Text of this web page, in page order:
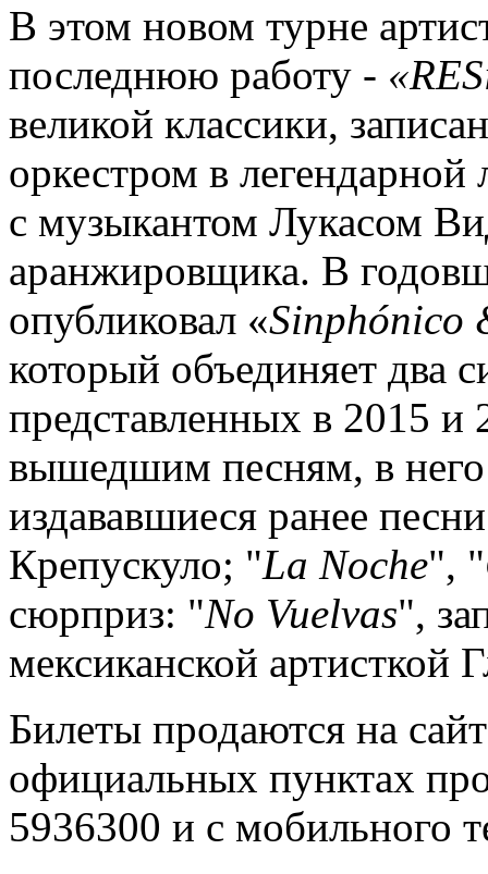
В этом новом турне
последнюю работу - «
великой классики,
оркестром в
с музыкантом Лукасом
аранжировщика. В
опубликовал «Sinphónico
который объединяет два
представленных в 2015
вышедшим песням, в
издававшиеся ранее
Крепускуло; "La Noche", "
сюрприз: "No Vuelvas",
мексиканской артисткой
Билеты продаются на
официальных пунктах
5936300 и с мобильного